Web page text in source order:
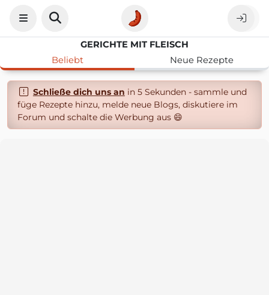
GERICHTE MIT FLEISCH
Beliebt
Neue Rezepte
Schließe dich uns an in 5 Sekunden - sammle und
füge Rezepte hinzu, melde neue Blogs, diskutiere im
Forum und schalte die Werbung aus 😄